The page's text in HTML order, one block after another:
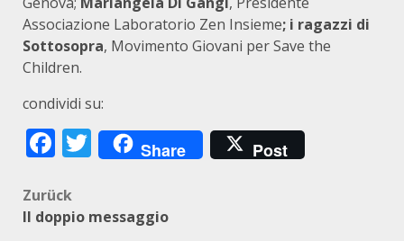
Associazione Laboratorio Zen Insieme; i ragazzi di
Sottosopra, Movimento Giovani per Save the
Children.
condividi su:
Facebook
Twitter
Share Post
Beitragsnavigation
Zurück
Il doppio messaggio